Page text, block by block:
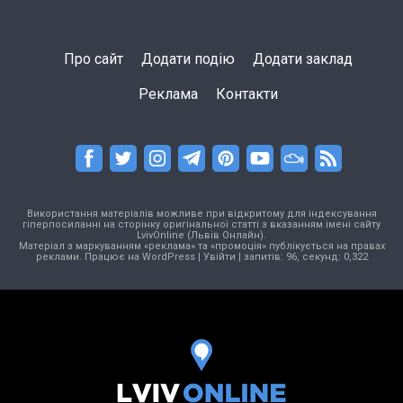
Про сайт Додати подію Додати заклад
Реклама Контакти
Використання матеріалів можливе при відкритому для індексування
гіперпосиланні на сторінку оригінальної статті з вказанням імені сайту
LvivOnline (Львів Онлайн).
Матеріал з маркуванням «реклама» та «промоція» публікується на правах
реклами. Працює на WordPress| Увійти | запитів: 96, секунд: 0,322